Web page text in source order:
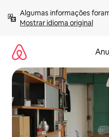
para
Mostrar idioma original